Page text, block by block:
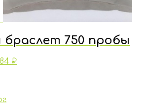
750 пробы
₽